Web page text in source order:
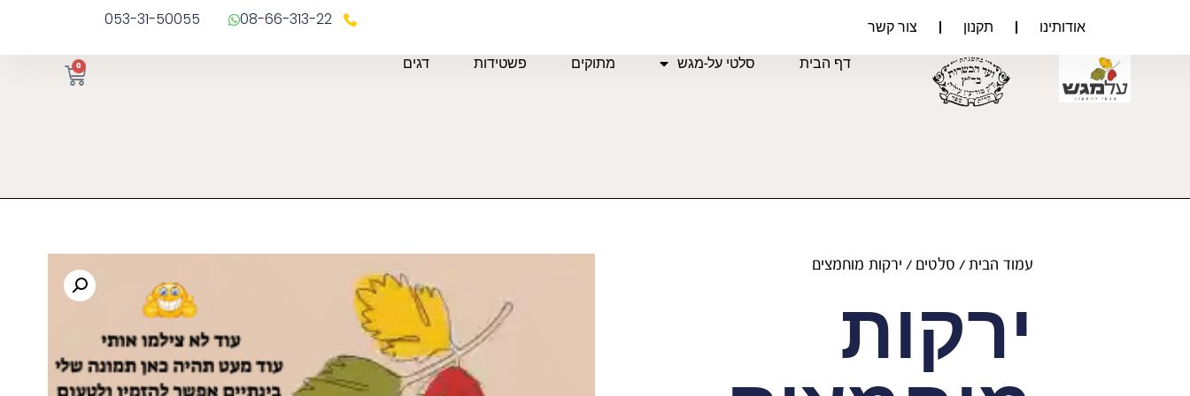
אודותינו תקנון צור קשר 053-31-50055 08-66-313-22
דף הבית סלטי על-מגש מתוקים פשטידות דגים 0
עמוד הבית / סלטים / ירקות מוחמצים
ירקות